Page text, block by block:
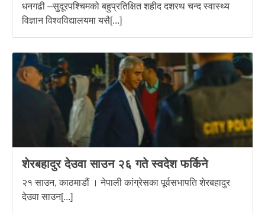
धनगढी –सुदूरपश्चिमको बहुप्रतिक्षित शहीद दशरथ चन्द स्वास्थ्य
विज्ञान विश्वविद्यालयमा यसै[...]
शेरबहादुर देउवा साउन २६ गते स्वदेश फर्किने
२१ साउन, काठमाडौं । नेपाली कांग्रेसका पूर्वसभापति शेरबहादुर
देउवा साउन[...]